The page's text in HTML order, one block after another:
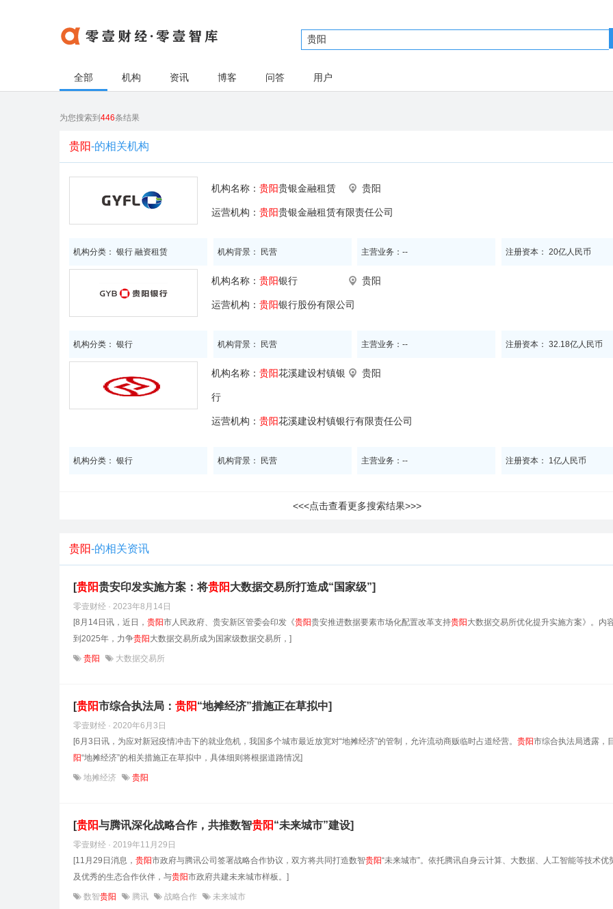
全部 机构 资讯 博客 问答 用户
为您搜索到 446条结果
贵阳-的相关机构
机构名称： 贵阳贵银金融租赁 贵阳
运营机构： 贵阳贵银金融租赁有限责任公司
机构分类： 银行 融资租赁 机构背景： 民营 主营业务：-- 注册资本： 20亿人民币
机构名称： 贵阳银行 贵阳
运营机构： 贵阳银行股份有限公司
机构分类： 银行 机构背景： 民营 主营业务：-- 注册资本： 32.18亿人民币
机构名称： 贵阳花溪建设村镇银
行
贵阳
运营机构： 贵阳花溪建设村镇银行有限责任公司
机构分类： 银行 机构背景： 民营 主营业务：-- 注册资本： 1亿人民币
<<<点击查看更多搜索结果>>>
贵阳-的相关资讯
[贵阳贵安印发实施方案：将贵阳大数据交易所打造成“国家级”]
零壹财经 · 2023年8月14日
[8月14日讯，近日， 贵阳市人民政府、贵安新区管委会印发《贵阳贵安推进数据要素市场化配置改革支持贵阳 大数据交易所优化提升实施方案》。内
到2025年，力争贵阳 大数据交易所成为国家级数据交易所，]
贵阳 大数据交易所
[贵阳市综合执法局： 贵阳“地摊经济”措施正在草拟中]
零壹财经 · 2020年6月3日
[6月3日讯，为应对新冠疫情冲击下的就业危机，我国多个城市最近放宽对“地摊经济”的管制，允许流动商贩临时占道经营。 贵阳市综合执法局透露，
阳“地摊经济”的相关措施正在草拟中，具体细则将根据道路情况]
地摊经济 贵阳
[贵阳与腾讯深化战略合作，共推数智贵阳“未来城市”建设]
零壹财经 · 2019年11月29日
[11月29日消息， 贵阳市政府与腾讯公司签署战略合作协议，双方将共同打造数智贵阳“未来城市”。依托腾讯自身云计算、大数据、人工智能等技术优
及优秀的生态合作伙伴，与贵阳市政府共建未来城市样板。]
数智贵阳 腾讯 战略合作 未来城市